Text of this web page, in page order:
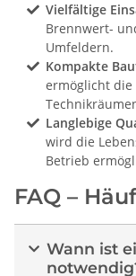
Vielfältige
Brennwert-
Umfeldern.
Kompakte
ermöglicht die
Langlebige
wird die
Betrieb
FAQ –
Wann ist